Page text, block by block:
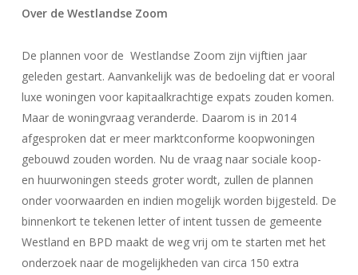
Over de Westlandse Zoom
De plannen voor de Westlandse Zoom zijn vijftien jaar
geleden gestart. Aanvankelijk was de bedoeling dat er vooral
luxe woningen voor kapitaalkrachtige expats zouden komen.
Maar de woningvraag veranderde. Daarom is in 2014
afgesproken dat er meer marktconforme koopwoningen
gebouwd zouden worden. Nu de vraag naar sociale koop-
en huurwoningen steeds groter wordt, zullen de plannen
onder voorwaarden en indien mogelijk worden bijgesteld. De
binnenkort te tekenen letter of intent tussen de gemeente
Westland en BPD maakt de weg vrij om te starten met het
onderzoek naar de mogelijkheden van circa 150 extra